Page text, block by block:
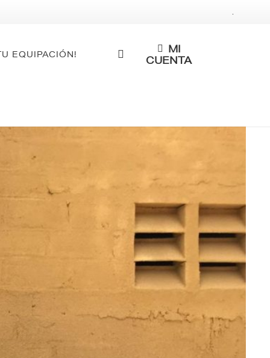
.
EQUIPACIÓN!
MI
CUENTA